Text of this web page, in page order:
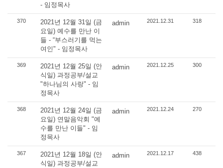
- 임정목사
370
2021년 12월 31일 (금
요일) 예수를 만난 이
들 - “부스러기를 먹는
여인" - 임정목사
admin 2021.12.31 318
369
2021년 12월 25일 (안
식일) 과정공부/설교
"하나님의 사랑" - 임
정목사
admin 2021.12.25 300
368
2021년 12월 24일 (금
요일) 연말음악회 "예
수를 만난 이들" - 임
정목사
admin 2021.12.24 270
367
2021년 12월 18일 (안
식일) 과정공부/설교
admin 2021.12.17 438